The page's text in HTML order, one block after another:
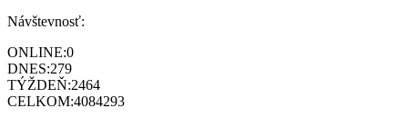
Návštevnosť:
ONLINE:0
DNES:279
TÝŽDEŇ:2464
CELKOM:4084293